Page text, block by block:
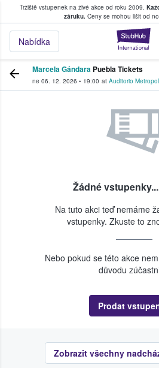
Tržiště vstupenek na živé akce od roku 2009.
záruku.Ceny se mohou lišit od
Nabídka
kde fanoušci kupují a
Marcela Gándara Puebla Tickets
ne 06. 12. 2026 • 19:00 at Auditorio
Žádné
Na tuto akci teď nemáme
vstupenky. Zkuste to
Nebo pokud se této akce
důvodu
Prodat
Zobrazit všechny